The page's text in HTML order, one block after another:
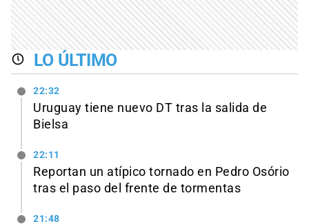
LO ÚLTIMO
22:32
Uruguay tiene nuevo DT tras la salida de
Bielsa
22:11
Reportan un atípico tornado en Pedro Osório
tras el paso del frente de tormentas
21:48